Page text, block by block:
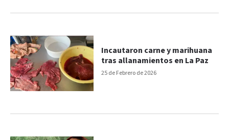
25 de Febrero de 2026
Incautaron carne y marihuana
tras allanamientos en La Paz